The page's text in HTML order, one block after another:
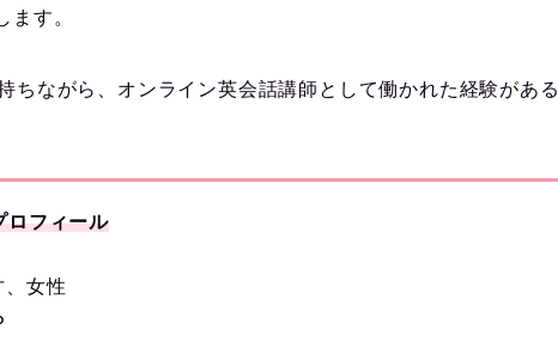
ます。
ちながら、オンライン英会話講師として働かれた経験がある
ロフィール
、女性